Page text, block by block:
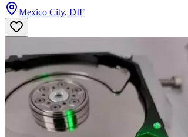
Mexico City, DIF